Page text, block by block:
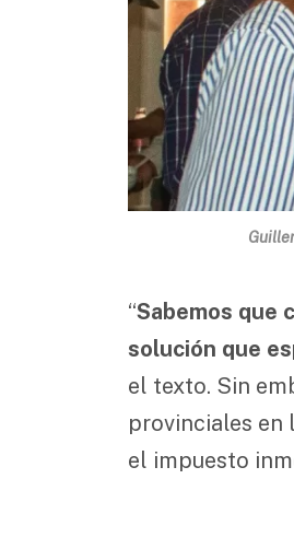
“Sabemos que
solución que
el texto. Sin
provinciales en
el impuesto